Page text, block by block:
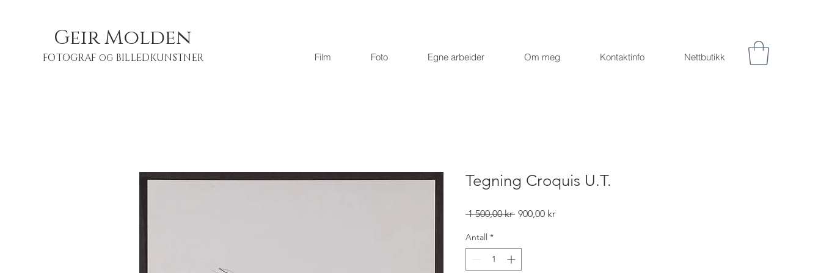
Geir Molden
FOTOGRAF OG BILLEDKUNSTNER Film Foto Egne arbeider Om meg Kontaktinfo Nettbutikk
Tegning Croquis U.T.
1 500,00 kr Vanlig
900,00 krSalgspris
Antall *